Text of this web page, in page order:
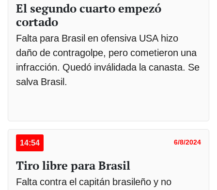
El segundo cuarto empezó
cortado
Falta para Brasil en ofensiva USA hizo
daño de contragolpe, pero cometieron una
infracción. Quedó inválidada la canasta. Se
salva Brasil.
14:54 6/8/2024
Tiro libre para Brasil
Falta contra el capitán brasileño y no